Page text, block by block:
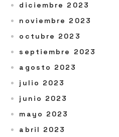
diciembre 2023
noviembre 2023
octubre 2023
septiembre 2023
agosto 2023
julio 2023
junio 2023
mayo 2023
abril 2023